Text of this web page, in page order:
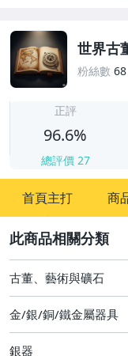
世界古
粉絲數 68
正評
96.6%
總評價 27
首頁主打 商
其它
[全店] 粉絲專享
[全店] 周年慶
古董、藝術與礦石
金/銀/銅/鐵金屬器具
銀器